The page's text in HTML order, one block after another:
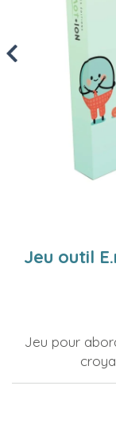
Previous
Jeu outil
Jeu pour